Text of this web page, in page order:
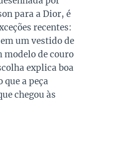
estando
roupa de quase
Esta é uma cor
e atemporal e
neste tom garante
quase todo look
eles para
mais…